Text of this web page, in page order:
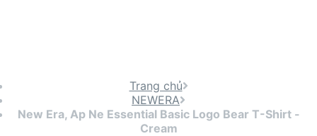
Trang chủ
NEWERA
New Era, Ap Ne Essential Basic Logo Bear T-Shirt -
Cream